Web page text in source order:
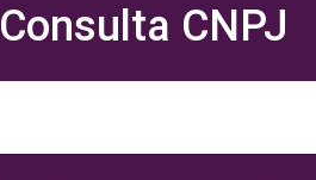
Consulta CNPJ